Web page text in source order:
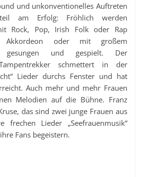
und unkonventionelles Auftreten
am Erfolg: Fröhlich werden
Rock, Pop, Irish Folk oder Rap
Akkordeon oder mit großem
gesungen und gespielt. Der
schmettert in der
Lieder durchs Fenster und hat
Auch mehr und mehr Frauen
Melodien auf die Bühne. Franz
das sind zwei junge Frauen aus
frechen Lieder „Seefrauenmusik“
Fans begeistern.